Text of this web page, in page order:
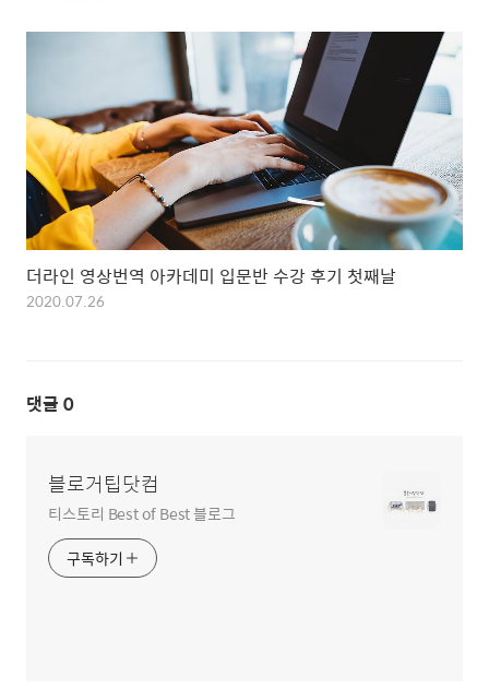
더라인 영상번역 아카데미 입문반 수강 후기 첫째날
2020.07.26
댓글 0
블로거팁닷컴
티스토리 Best of Best 블로그
구독하기